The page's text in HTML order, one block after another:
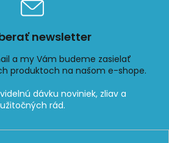
newsletter
a my Vám budeme zasielať
produktoch na našom e-shope.